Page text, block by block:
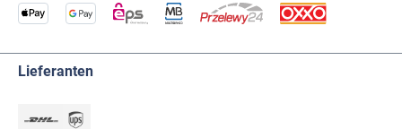
Lieferanten